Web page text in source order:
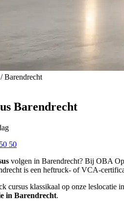
/ Barendrecht
Barendrecht
50
volgen in Barendrecht? Bij OBA
is een heftruck- of VCA-
cursus klassikaal op onze
in Barendrecht.